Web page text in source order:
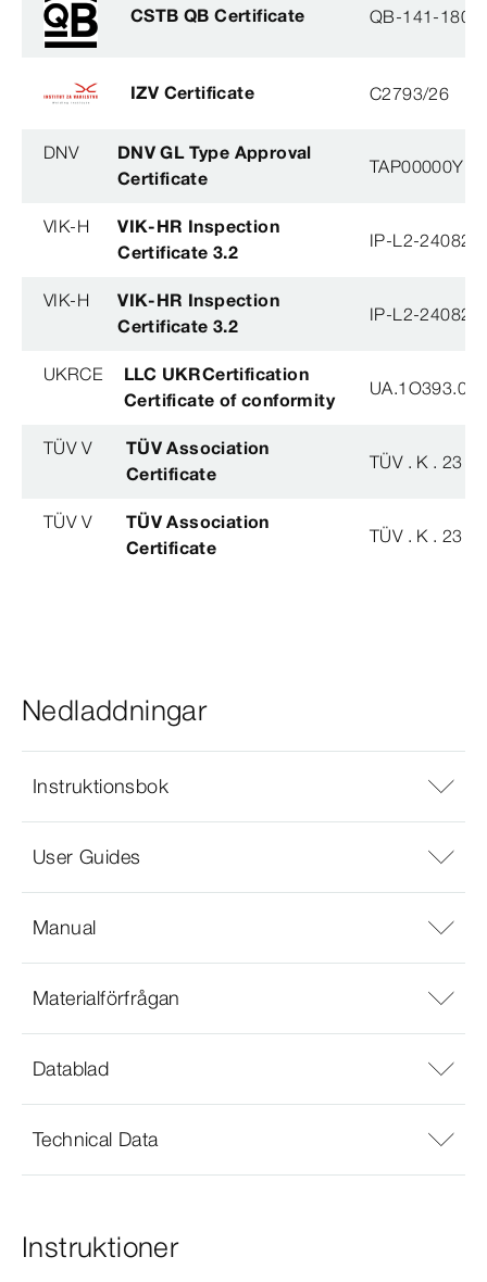
CSTB QB Certificate QB-141-
IZV Certificate C2793/26
DNV
DNV GL Type Approval
Certificate
TAP00000YB
VIK-H
VIK-HR Inspection
Certificate 3.2
IP-L2-
VIK-H
VIK-HR Inspection
Certificate 3.2
IP-L2-
UKRCE
LLC UKRCertification
Certificate of conformity
TÜV V
TÜV Association
Certificate
TÜV . K . 23 -
TÜV V
TÜV Association
Certificate
TÜV . K . 23 -
Nedladdningar
Instruktionsbok
User Guides
Manual
Materialförfrågan
Datablad
Technical Data
Instruktioner